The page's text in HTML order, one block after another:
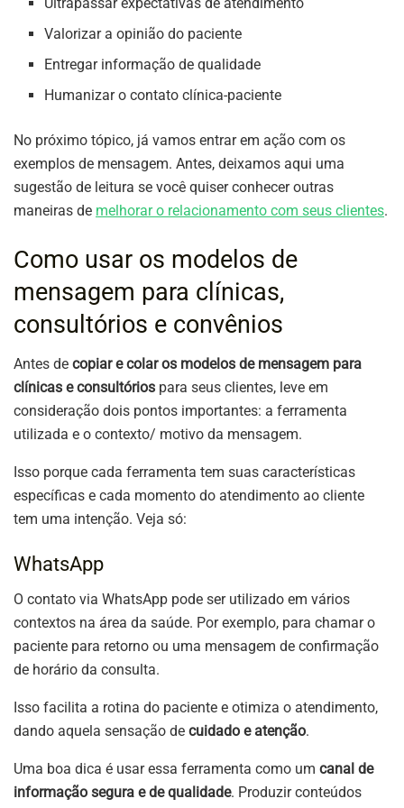
Valorizar a opinião do paciente
Entregar informação de qualidade
Humanizar o contato clínica-paciente
No próximo tópico, já vamos entrar em ação com os
exemplos de mensagem. Antes, deixamos aqui uma
sugestão de leitura se você quiser conhecer outras
maneiras de melhorar o relacionamento com seus clientes.
Como usar os modelos de
mensagem para clínicas,
consultórios e convênios
Antes de copiar e colar os modelos de mensagem para
clínicas e consultórios para seus clientes, leve em
consideração dois pontos importantes: a ferramenta
utilizada e o contexto/ motivo da mensagem.
Isso porque cada ferramenta tem suas características
específicas e cada momento do atendimento ao cliente
tem uma intenção. Veja só:
WhatsApp
O contato via WhatsApp pode ser utilizado em vários
contextos na área da saúde. Por exemplo, para chamar o
paciente para retorno ou uma mensagem de confirmação
de horário da consulta.
Isso facilita a rotina do paciente e otimiza o atendimento,
dando aquela sensação de cuidado e atenção.
Uma boa dica é usar essa ferramenta como um canal de
informação segura e de qualidade. Produzir conteúdos